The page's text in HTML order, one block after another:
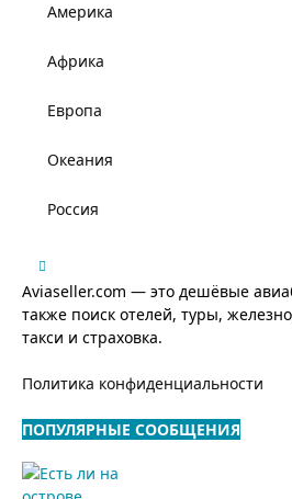
Америка
Африка
Европа
Океания
Россия
Aviaseller.com — это дешёвые
также поиск отелей, туры,
такси и страховка.
Политика конфиденциальности
ПОПУЛЯРНЫЕ СООБЩЕНИЯ